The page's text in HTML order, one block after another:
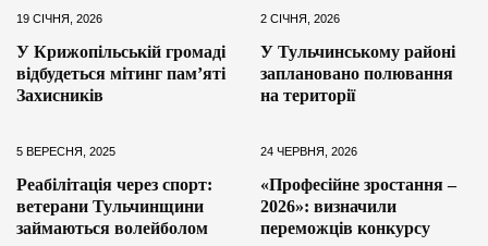
19 СІЧНЯ, 2026
У Крижопільській громаді
відбудеться мітинг пам’яті
Захисників
2 СІЧНЯ, 2026
У Тульчинському районі
заплановано полювання
на території
5 ВЕРЕСНЯ, 2025
Реабілітація через спорт:
ветерани Тульчинщини
займаються волейболом
24 ЧЕРВНЯ, 2026
«Професійне зростання –
2026»: визначили
переможців конкурсу